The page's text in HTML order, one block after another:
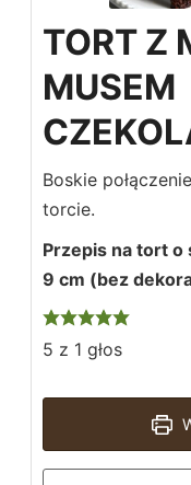
TORT Z
MUSEM
Boskie
torcie.
Przepis na tort o
9 cm (bez
5 z 1 głos